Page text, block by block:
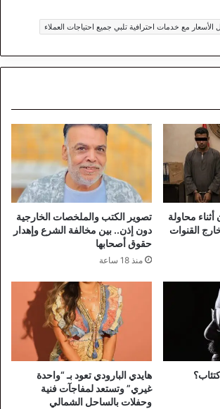
مع خدمات احترافية تلبي جميع احتياجات العملاء
محاولة
القنوات
تصوير الكتب والملخصات الخارجية
دون إذن.. بين مخالفة الشرع وإهدار
حقوق أصحابها
منذ 18 ساعة
هايدي البارودي تعود بـ “واحدة
غيري” وتستعد لمفاجآت فنية
وحفلات بالساحل الشمالي